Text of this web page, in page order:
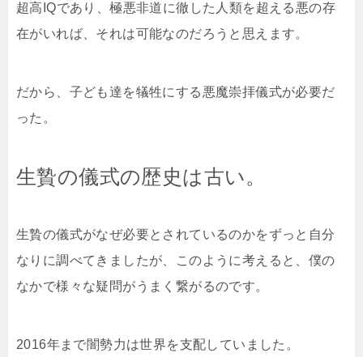
超高IQであり、極悪非道に徹した人類を超える悪の存
在がいれば、それは可能なのだろうと思えます。
だから、子ども達を犠牲にする悪魔崇拝儀式が必要だ
った。
生贄の儀式の歴史は古い。
生贄の儀式がなぜ必要とされているのかをずっと自分
なりに調べてきましたが、このように考えると、僕の
なかで様々な疑問がうまく繋がるのです。
2016年まで闇勢力は世界を支配していました。